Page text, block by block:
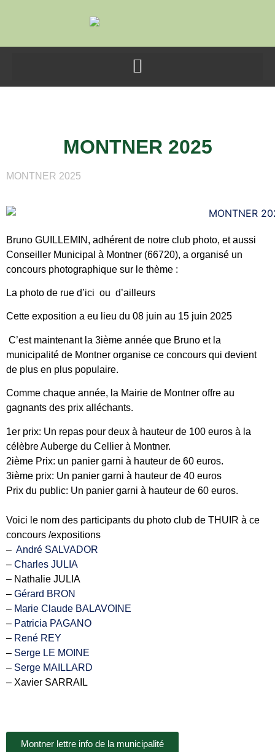
MONTNER 2025
MONTNER 2025
Bruno GUILLEMIN, adhérent de notre club photo, et aussi
Conseiller Municipal à Montner (66720), a organisé un
concours photographique sur le thème :
La photo de rue d’ici ou d’ailleurs
Cette exposition a eu lieu du 08 juin au 15 juin 2025
C’est maintenant la 3ième année que Bruno et la
municipalité de Montner organise ce concours qui devient
de plus en plus populaire.
Comme chaque année, la Mairie de Montner offre au
gagnants des prix alléchants.
1er prix: Un repas pour deux à hauteur de 100 euros à la
célèbre Auberge du Cellier à Montner.
2ième Prix: un panier garni à hauteur de 60 euros.
3ième prix: Un panier garni à hauteur de 40 euros
Prix du public: Un panier garni à hauteur de 60 euros.
Voici le nom des participants du photo club de THUIR à ce
concours /expositions
– André SALVADOR
– Charles JULIA
– Nathalie JULIA
– Gérard BRON
– Marie Claude BALAVOINE
– Patricia PAGANO
– René REY
– Serge LE MOINE
– Serge MAILLARD
– Xavier SARRAIL
Montner lettre info de la municipalité